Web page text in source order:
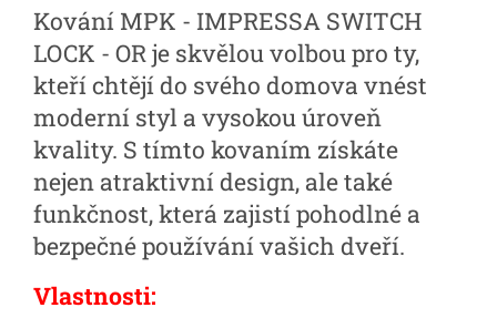
Kování MPK - IMPRESSA SWITCH
LOCK - OR je skvělou volbou pro ty,
kteří chtějí do svého domova vnést
moderní styl a vysokou úroveň
kvality. S tímto kovaním získáte
nejen atraktivní design, ale také
funkčnost, která zajistí pohodlné a
bezpečné používání vašich dveří.
Vlastnosti: